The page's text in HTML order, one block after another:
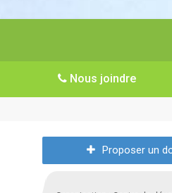
Nous joindre
Proposer un